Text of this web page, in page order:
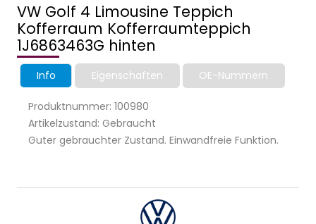
VW Golf 4 Limousine Teppich
Kofferraum Kofferraumteppich
1J6863463G hinten
Info Eigenschaften OE-Nummern
Produktnummer: 100980
Artikelzustand: Gebraucht
Guter gebrauchter Zustand. Einwandfreie Funktion.